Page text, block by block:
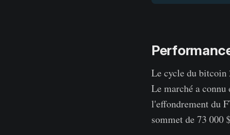
Le cycle du bitcoin
Le marché a
l'effondrement du
sommet de 73 000